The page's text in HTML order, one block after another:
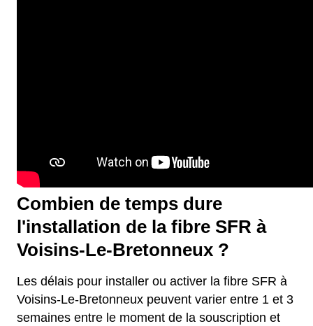
Combien de temps dure
l'installation de la fibre SFR à
Voisins-Le-Bretonneux ?
Les délais pour installer ou activer la fibre SFR à
Voisins-Le-Bretonneux peuvent varier entre 1 et 3
semaines entre le moment de la souscription et